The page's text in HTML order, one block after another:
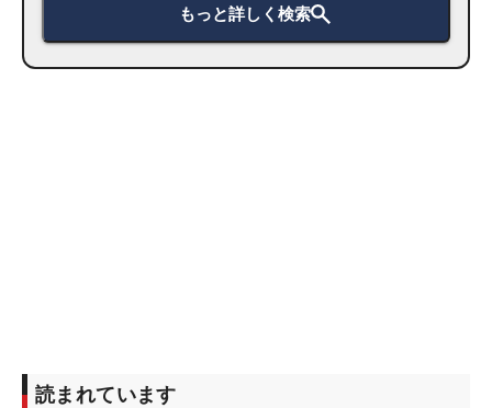
もっと詳しく検索
読まれています